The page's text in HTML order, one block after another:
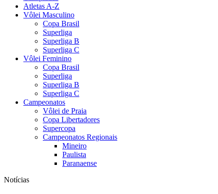
Atletas A-Z
Vôlei Masculino
Copa Brasil
Superliga
Superliga B
Superliga C
Vôlei Feminino
Copa Brasil
Superliga
Superliga B
Superliga C
Campeonatos
Vôlei de Praia
Copa Libertadores
Supercopa
Campeonatos Regionais
Mineiro
Paulista
Paranaense
Notícias